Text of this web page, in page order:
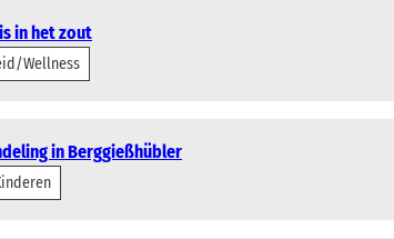
in het zout
Wellness
in Berggießhübler